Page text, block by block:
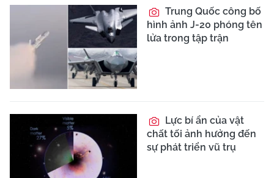
Trung Quốc công bố
hình ảnh J-20 phóng tên
lửa trong tập trận
Lực bí ẩn của vật
chất tối ảnh hưởng đến
sự phát triển vũ trụ